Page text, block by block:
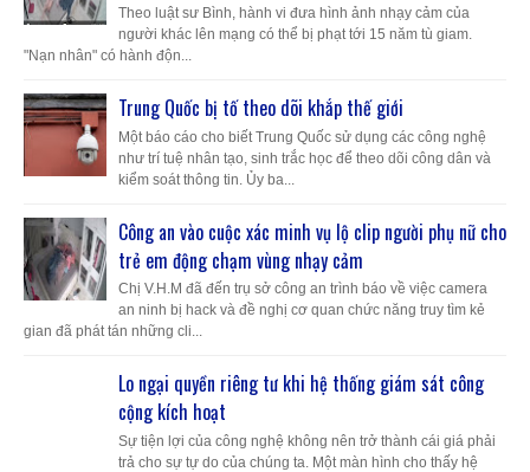
Theo luật sư Bình, hành vi đưa hình ảnh nhạy cảm của
người khác lên mạng có thể bị phạt tới 15 năm tù giam.
"Nạn nhân" có hành độn...
Trung Quốc bị tố theo dõi khắp thế giới
Một báo cáo cho biết Trung Quốc sử dụng các công nghệ
như trí tuệ nhân tạo, sinh trắc học để theo dõi công dân và
kiểm soát thông tin. Ủy ba...
Công an vào cuộc xác minh vụ lộ clip người phụ nữ cho
trẻ em động chạm vùng nhạy cảm
Chị V.H.M đã đến trụ sở công an trình báo về việc camera
an ninh bị hack và đề nghị cơ quan chức năng truy tìm kẻ
gian đã phát tán những cli...
Lo ngại quyền riêng tư khi hệ thống giám sát công
cộng kích hoạt
Sự tiện lợi của công nghệ không nên trở thành cái giá phải
trả cho sự tự do của chúng ta. Một màn hình cho thấy hệ